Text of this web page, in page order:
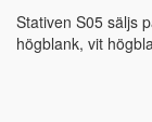
Stativen S05 säljs
högblank, vit